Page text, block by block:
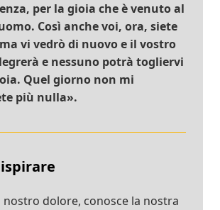
per la gioia che è venuto al
Così anche voi, ora, siete
vi vedrò di nuovo e il vostro
e nessuno potrà togliervi
Quel giorno non mi
più nulla».
nostro dolore, conosce la nostra